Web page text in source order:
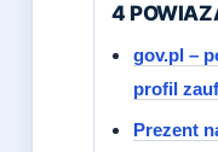
4
gov.pl –
profil
Prezent